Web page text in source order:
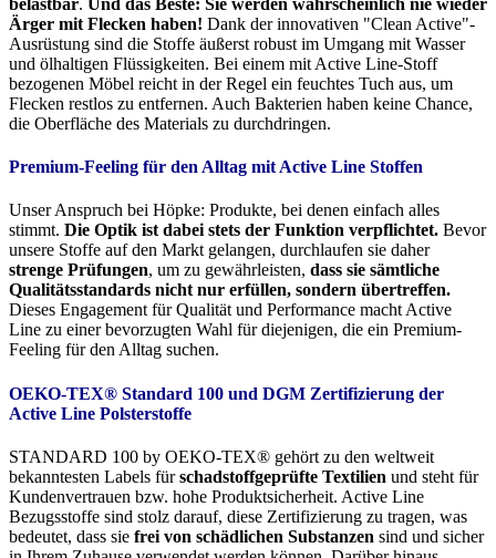
Ärger mit Flecken haben! Dank der innovativen "Clean Active"-
Ausrüstung sind die Stoffe äußerst robust im Umgang mit Wasser
und ölhaltigen Flüssigkeiten. Bei einem mit Active Line-Stoff
bezogenen Möbel reicht in der Regel ein feuchtes Tuch aus, um
Flecken restlos zu entfernen. Auch Bakterien haben keine Chance,
die Oberfläche des Materials zu durchdringen.
Premium-Feeling für den Alltag mit Active Line Stoffen
Unser Anspruch bei Höpke: Produkte, bei denen einfach alles
stimmt. Die Optik ist dabei stets der Funktion verpflichtet. Bevor
unsere Stoffe auf den Markt gelangen, durchlaufen sie daher
strenge Prüfungen, um zu gewährleisten, dass sie sämtliche
Qualitätsstandards nicht nur erfüllen, sondern übertreffen.
Dieses Engagement für Qualität und Performance macht Active
Line zu einer bevorzugten Wahl für diejenigen, die ein Premium-
Feeling für den Alltag suchen.
OEKO-TEX® Standard 100 und DGM Zertifizierung der
Active Line Polsterstoffe
STANDARD 100 by OEKO-TEX® gehört zu den weltweit
bekanntesten Labels fürschadstoffgeprüfte Textilien und steht für
Kundenvertrauen bzw. hohe Produktsicherheit. Active Line
Bezugsstoffe sind stolz darauf, diese Zertifizierung zu tragen, was
bedeutet, dass sie frei von schädlichen Substanzen sind und sicher